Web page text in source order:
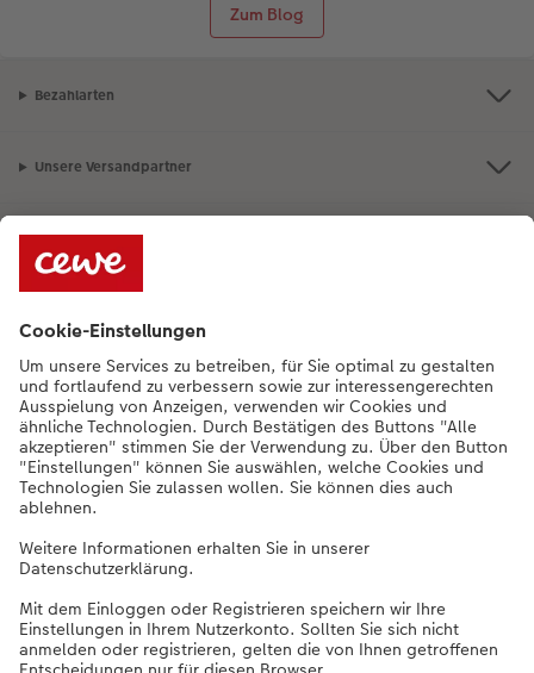
Zum Blog
Bezahlarten
Unsere Versandpartner
Qualität & Sicherheit
Service
Unternehmen
Weitere Produkte